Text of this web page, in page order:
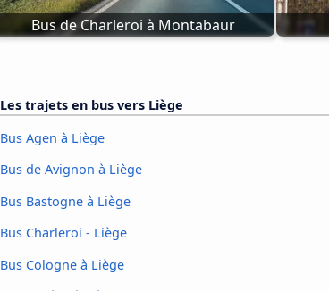
Bus de Charleroi à Montabaur
Les trajets en bus vers Liège
Bus Agen à Liège
Bus de Avignon à Liège
Bus Bastogne à Liège
Bus Charleroi - Liège
Bus Cologne à Liège